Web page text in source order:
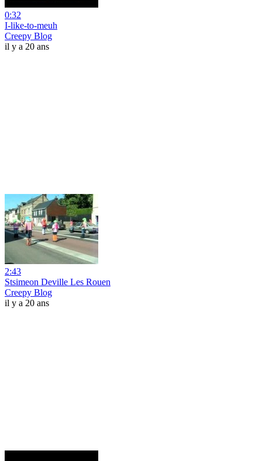
0:32
I-like-to-meuh
Creepy Blog
il y a 20 ans
2:43
Stsimeon Deville Les Rouen
Creepy Blog
il y a 20 ans